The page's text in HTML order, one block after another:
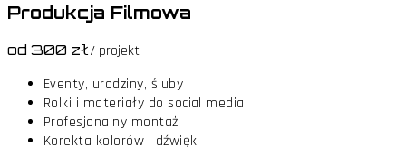
Produkcja Filmowa
od 300 zł/ projekt
Eventy, urodziny, śluby
Rolki i materiały do social media
Profesjonalny montaż
Korekta kolorów i dźwięk